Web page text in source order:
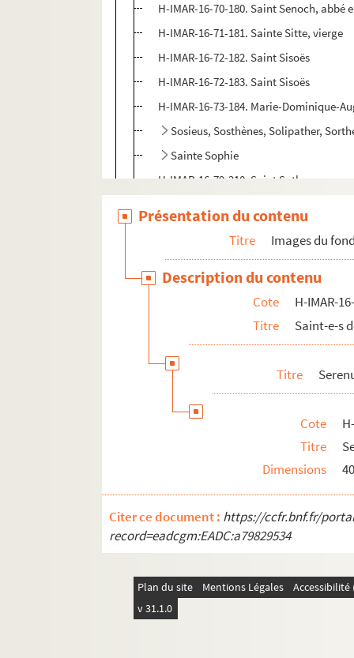
H-IMAR-16-70-180. Saint Senoch, abbé
H-IMAR-16-71-181. Sainte Sitte, vierge
H-IMAR-16-72-182. Saint Sisoës
H-IMAR-16-72-183. Saint Sisoës
H-IMAR-16-73-184. Marie-Dominique-
Sosieus, Sosthènes, Solipather,
Sainte Sophie
H-IMAR-16-79-210. Saint Sother, pape
H-IMAR-16-82-214. Saint Spiridion
H-IMAR-16-82-215. Saint Spiridion
H-IMAR-16-83-216. Speciosusmo,
H-IMAR-16-83-218. Speciosusmo,
H-IMAR-16-85-220. Saint Sturme
H-IMAR-16-85-221. Saint Sturme
H-IMAR-16-85-222. Saint Sturme
H-IMAR-16-86-223. Saint Sulpice
H-IMAR-16-86-224. Saint Sulpice
Sainte Suzanne
H-IMAR-16-93-242. Saint Swibertius
H-IMAR-16-94-243. Saint Swibertius
Présentation du contenu
Titre Images du
Description du contenu
Cote
H-IMAR-
Titre
Saint-e-s
Titre
Cote
Titre
Dimensions
Citer ce document : https://ccfr.bnf.fr/
record=eadcgm:EADC:a79829534
Plan du site Mentions Légales
v 31.1.0